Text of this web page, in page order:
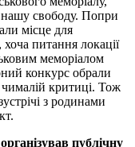
нашу свободу. Попри
місце для
питання локації
меморіалом
конкурс обрали
критиці. Тож
з родинами
публічну